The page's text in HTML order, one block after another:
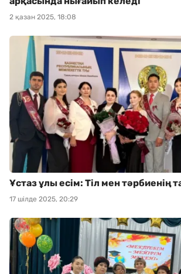
2 қазан 2025, 18:08
Ұстаз ұлы есім: Тіл мен тәрбиенің
17 шілде 2025, 20:29